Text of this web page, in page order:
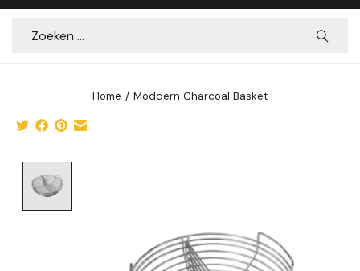
Zoeken
Home / Moddern Charcoal Basket